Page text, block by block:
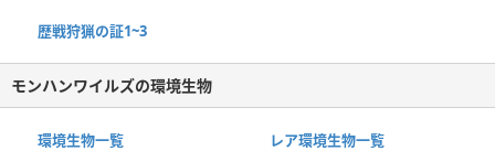
歴戦狩猟の証1~3
モンハンワイルズの環境生物
環境生物一覧 レア環境生物一覧